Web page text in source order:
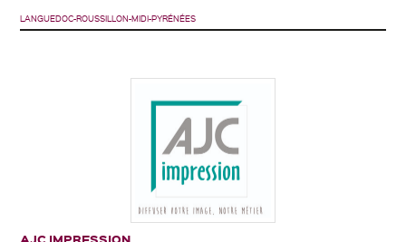
LANGUEDOC-ROUSSILLON-MIDI-PYRÉNÉES